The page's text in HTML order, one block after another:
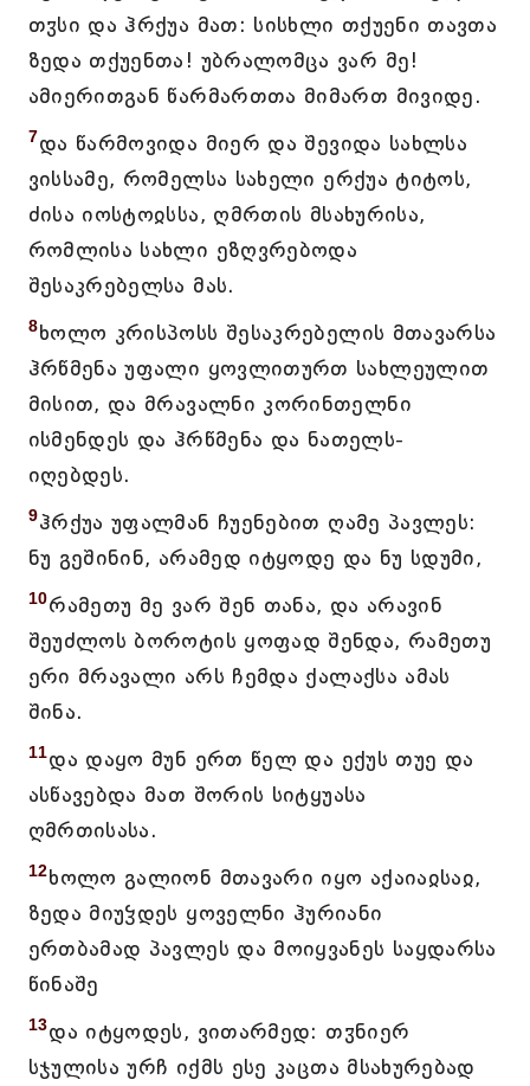
თჳსი და ჰრქუა მათ: სისხლი თქუენი თავთა
ზედა თქუენთა! უბრალომცა ვარ მე!
ამიერითგან წარმართთა მიმართ მივიდე.
7და წარმოვიდა მიერ და შევიდა სახლსა
ვისსამე, რომელსა სახელი ერქუა ტიტოს,
ძისა იოსტოჲსსა, ღმრთის მსახურისა,
რომლისა სახლი ეზღვრებოდა
შესაკრებელსა მას.
8ხოლო კრისპოსს შესაკრებელის მთავარსა
ჰრწმენა უფალი ყოვლითურთ სახლეულით
მისით, და მრავალნი კორინთელნი
ისმენდეს და ჰრწმენა და ნათელს-
იღებდეს.
9ჰრქუა უფალმან ჩუენებით ღამე პავლეს:
ნუ გეშინინ, არამედ იტყოდე და ნუ სდუმი,
10რამეთუ მე ვარ შენ თანა, და არავინ
შეუძლოს ბოროტის ყოფად შენდა, რამეთუ
ერი მრავალი არს ჩემდა ქალაქსა ამას
შინა.
11და დაყო მუნ ერთ წელ და ექუს თუე და
ასწავებდა მათ შორის სიტყუასა
ღმრთისასა.
12ხოლო გალიონ მთავარი იყო აქაიაჲსაჲ,
ზედა მიუჴდეს ყოველნი ჰურიანი
ერთბამად პავლეს და მოიყვანეს საყდარსა
წინაშე
13და იტყოდეს, ვითარმედ: თჳნიერ
სჯულისა ურჩ იქმს ესე კაცთა მსახურებად